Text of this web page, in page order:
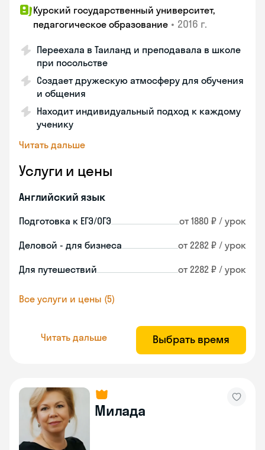
Курский государственный университет,
педагогическое образование • 2016 г.
Переехала в Таиланд и преподавала в школе
при посольстве
Создает дружескую атмосферу для обучения
и общения
Находит индивидуальный подход к каждому
ученику
Читать дальше
Услуги и цены
Английский язык
Подготовка к ЕГЭ/ОГЭ от 1880 ₽ / урок
Деловой - для бизнеса от 2282 ₽ / урок
Для путешествий от 2282 ₽ / урок
Все услуги и цены (5)
Читать дальше Выбрать время
Милада